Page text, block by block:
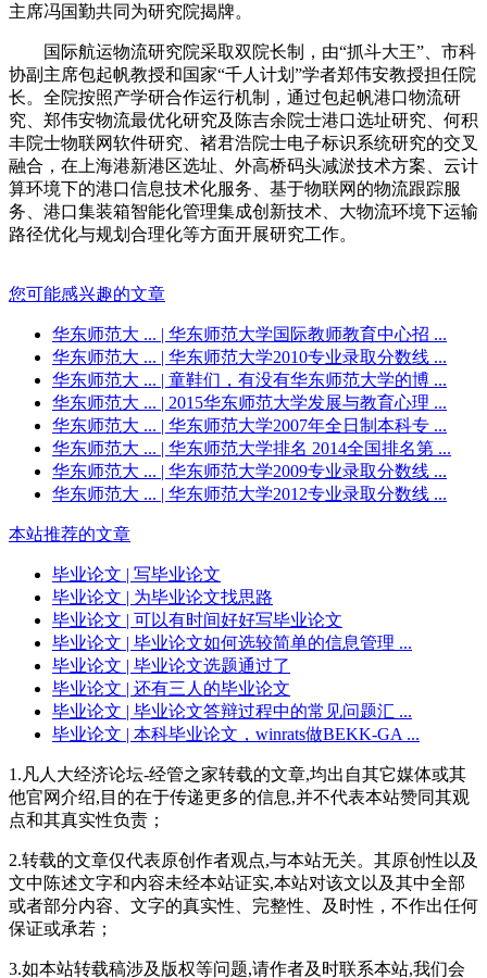
主席冯国勤共同为研究院揭牌。
国际航运物流研究院采取双院长制，由“抓斗大王”、市科
协副主席包起帆教授和国家“千人计划”学者郑伟安教授担任院
长。全院按照产学研合作运行机制，通过包起帆港口物流研
究、郑伟安物流最优化研究及陈吉余院士港口选址研究、何积
丰院士物联网软件研究、褚君浩院士电子标识系统研究的交叉
融合，在上海港新港区选址、外高桥码头减淤技术方案、云计
算环境下的港口信息技术化服务、基于物联网的物流跟踪服
务、港口集装箱智能化管理集成创新技术、大物流环境下运输
路径优化与规划合理化等方面开展研究工作。
您可能感兴趣的文章
华东师范大 ... | 华东师范大学国际教师教育中心招 ...
华东师范大 ... | 华东师范大学2010专业录取分数线 ...
华东师范大 ... | 童鞋们，有没有华东师范大学的博 ...
华东师范大 ... | 2015华东师范大学发展与教育心理 ...
华东师范大 ... | 华东师范大学2007年全日制本科专 ...
华东师范大 ... | 华东师范大学排名 2014全国排名第 ...
华东师范大 ... | 华东师范大学2009专业录取分数线 ...
华东师范大 ... | 华东师范大学2012专业录取分数线 ...
本站推荐的文章
毕业论文 | 写毕业论文
毕业论文 | 为毕业论文找思路
毕业论文 | 可以有时间好好写毕业论文
毕业论文 | 毕业论文如何选较简单的信息管理 ...
毕业论文 | 毕业论文选题通过了
毕业论文 | 还有三人的毕业论文
毕业论文 | 毕业论文答辩过程中的常见问题汇 ...
毕业论文 | 本科毕业论文，winrats做BEKK-GA ...
1.凡人大经济论坛-经管之家转载的文章,均出自其它媒体或其
他官网介绍,目的在于传递更多的信息,并不代表本站赞同其观
点和其真实性负责；
2.转载的文章仅代表原创作者观点,与本站无关。其原创性以及
文中陈述文字和内容未经本站证实,本站对该文以及其中全部
或者部分内容、文字的真实性、完整性、及时性，不作出任何
保证或承若；
3.如本站转载稿涉及版权等问题,请作者及时联系本站,我们会